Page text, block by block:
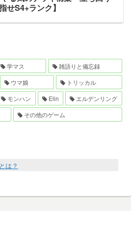
せS4+ランク】
学マス
雑語りと備忘録
ウマ娘
トリッカル
モンハン Elin
エルデンリング
その他のゲーム
は？